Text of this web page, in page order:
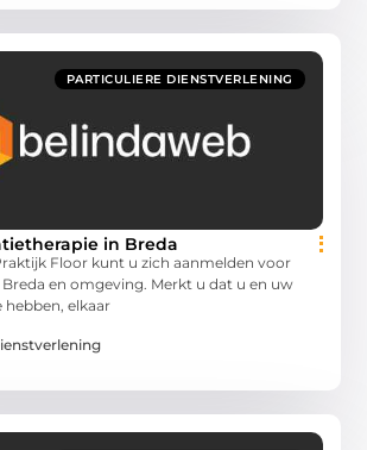
PARTICULIERE DIENSTVERLENING
in Breda
Floor kunt u zich aanmelden voor
en omgeving. Merkt u dat u en uw
hebben, elkaar